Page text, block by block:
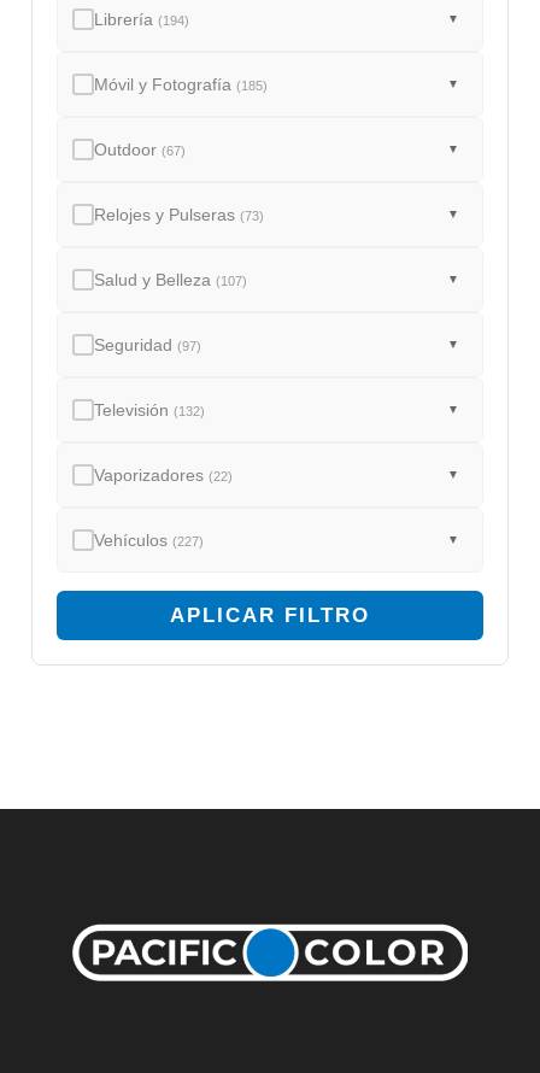
Librería(194) ▼
Móvil y Fotografía(185) ▼
Outdoor(67) ▼
Relojes y Pulseras(73) ▼
Salud y Belleza(107) ▼
Seguridad(97) ▼
Televisión(132) ▼
Vaporizadores(22) ▼
Vehículos(227) ▼
APLICAR FILTRO